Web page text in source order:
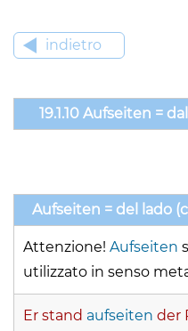
indietro
19.1.10 Aufseiten =
Aufseiten = del lado
Attenzione! Aufseiten
utilizzato in senso
Er stand aufseiten der